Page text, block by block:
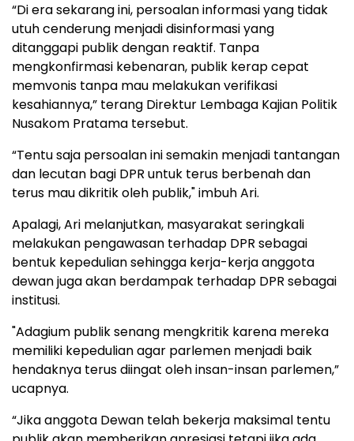
“Di era sekarang ini, persoalan informasi yang tidak
utuh cenderung menjadi disinformasi yang
ditanggapi publik dengan reaktif. Tanpa
mengkonfirmasi kebenaran, publik kerap cepat
memvonis tanpa mau melakukan verifikasi
kesahiannya,” terang Direktur Lembaga Kajian Politik
Nusakom Pratama tersebut.
“Tentu saja persoalan ini semakin menjadi tantangan
dan lecutan bagi DPR untuk terus berbenah dan
terus mau dikritik oleh publik," imbuh Ari.
Apalagi, Ari melanjutkan, masyarakat seringkali
melakukan pengawasan terhadap DPR sebagai
bentuk kepedulian sehingga kerja-kerja anggota
dewan juga akan berdampak terhadap DPR sebagai
institusi.
"Adagium publik senang mengkritik karena mereka
memiliki kepedulian agar parlemen menjadi baik
hendaknya terus diingat oleh insan-insan parlemen,”
ucapnya.
“Jika anggota Dewan telah bekerja maksimal tentu